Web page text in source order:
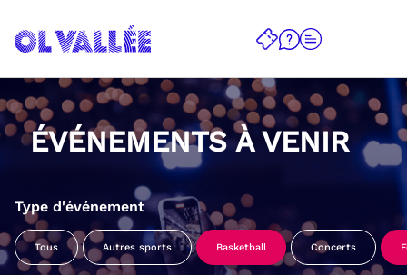
ÉVÉNEMENTS À VENIR
Type d'événement
Tous Autres sports Basketball Concerts